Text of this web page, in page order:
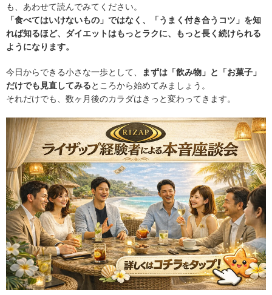
も、あわせて読んでみてください。
「食べてはいけないもの」ではなく、「うまく付き合うコツ」を知
れば知るほど、ダイエットはもっとラクに、もっと長く続けられる
ようになります。
今日からできる小さな一歩として、
まずは「飲み物」と「お菓子」
だけでも見直してみるところから始めてみましょう。
それだけでも、数ヶ月後のカラダはきっと変わってきます。